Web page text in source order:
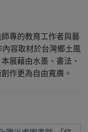
專的教育工作者與藝
容取材於台灣鄉土風
展藉由水墨、書法、
作更為自由寬廣。